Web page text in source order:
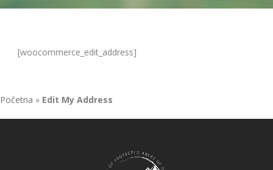
[woocommerce_edit_address]
Početna » Edit My Address